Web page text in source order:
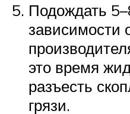
Подождать
зависимости
это время
разъесть
грязи.